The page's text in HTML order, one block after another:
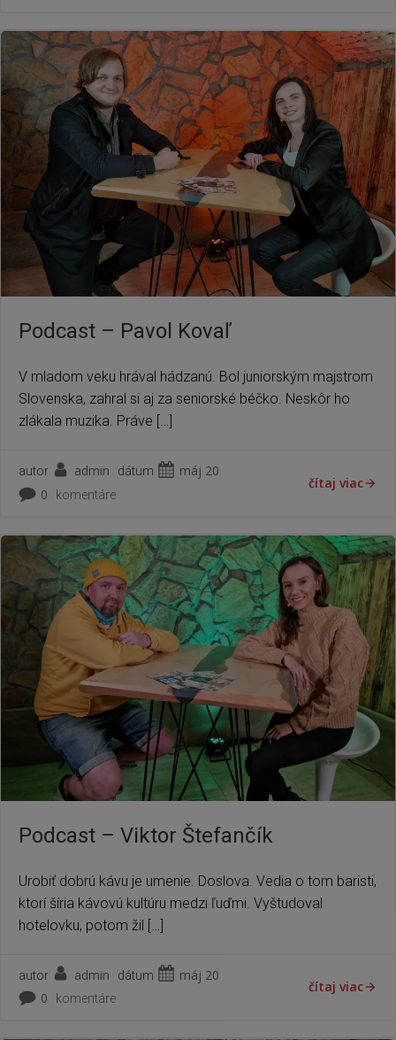
Podcast – Pavol Kovaľ
V mladom veku hrával hádzanú. Bol juniorským majstrom
Slovenska, zahral si aj za seniorské béčko. Neskôr ho
zlákala muzika. Práve […]
autor admin dátum
máj 20
0
komentáre
čítaj viac
Podcast – Viktor Štefančík
Urobiť dobrú kávu je umenie. Doslova. Vedia o tom baristi,
ktorí šíria kávovú kultúru medzi ľuďmi. Vyštudoval
hotelovku, potom žil […]
autor admin dátum
máj 20
0
komentáre
čítaj viac